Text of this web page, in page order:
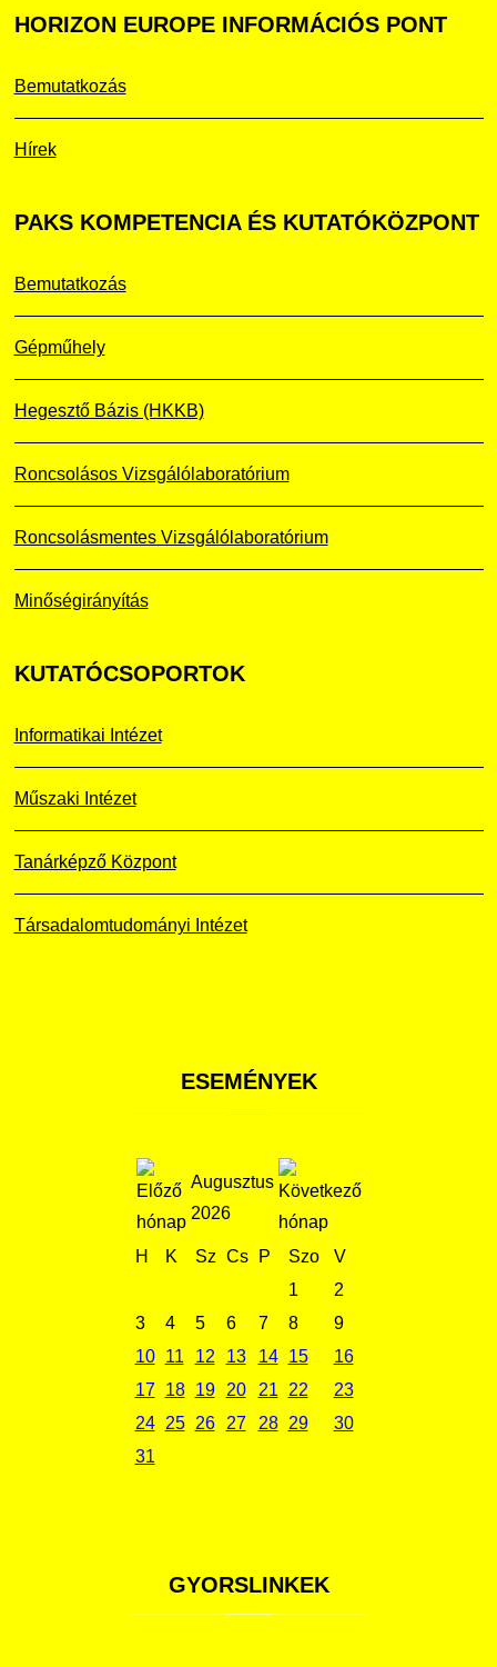
HORIZONEUROPE INFORMÁCIÓS PONT
Bemutatkozás
Hírek
PAKSKOMPETENCIA ÉS KUTATÓKÖZPONT
Bemutatkozás
Gépműhely
Hegesztő Bázis (HKKB)
Roncsolásos Vizsgálólaboratórium
Roncsolásmentes Vizsgálólaboratórium
Minőségirányítás
KUTATÓCSOPORTOK
Informatikai Intézet
Műszaki Intézet
Tanárképző Központ
Társadalomtudományi Intézet
ESEMÉNYEK
Augusztus
2026
H K Sz Cs P Szo
V
1
2
3
4 5 6 7 8
9
10
11 12 13 14 15
16
17
18 19 20 21 22
23
24
25 26 27 28 29
30
31
GYORSLINKEK